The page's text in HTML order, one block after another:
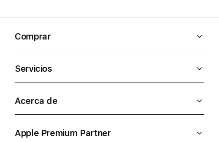
Comprar
Servicios
Acerca de
Apple Premium Partner